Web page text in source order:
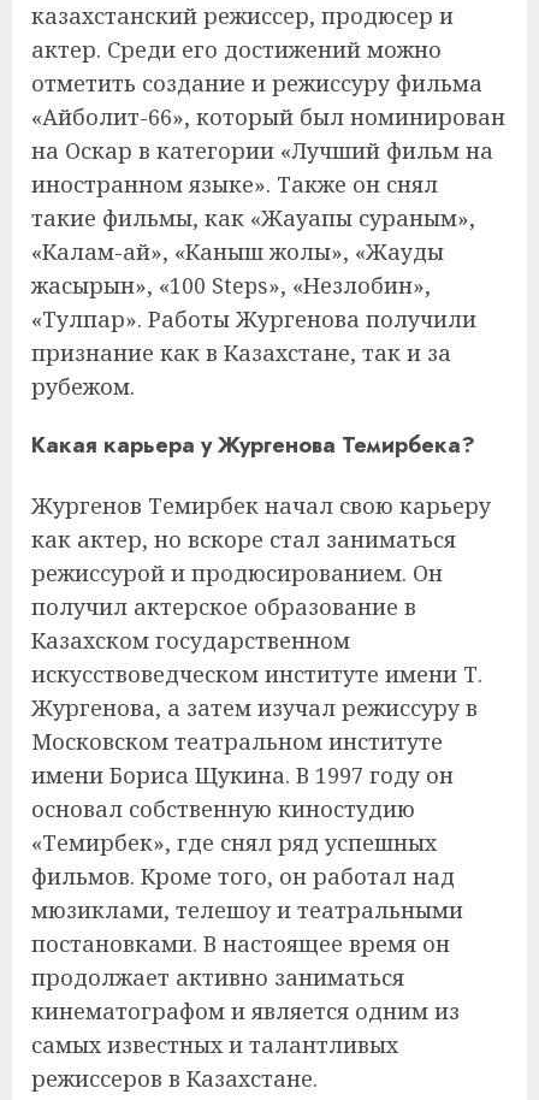
казахстанский режиссер, продюсер и
актер. Среди его достижений можно
отметить создание и режиссуру фильма
«Айболит-66», который был номинирован
на Оскар в категории «Лучший фильм на
иностранном языке». Также он снял
такие фильмы, как «Жауапы сураным»,
«Калам-ай», «Каныш жолы», «Жауды
жасырын», «100 Steps», «Незлобин»,
«Тулпар». Работы Жургенова получили
признание как в Казахстане, так и за
рубежом.
Какая карьера у Жургенова Темирбека?
Жургенов Темирбек начал свою карьеру
как актер, но вскоре стал заниматься
режиссурой и продюсированием. Он
получил актерское образование в
Казахском государственном
искусствоведческом институте имени Т.
Жургенова, а затем изучал режиссуру в
Московском театральном институте
имени Бориса Щукина. В 1997 году он
основал собственную киностудию
«Темирбек», где снял ряд успешных
фильмов. Кроме того, он работал над
мюзиклами, телешоу и театральными
постановками. В настоящее время он
продолжает активно заниматься
кинематографом и является одним из
самых известных и талантливых
режиссеров в Казахстане.